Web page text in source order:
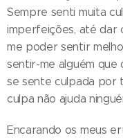
Sempre senti muita
imperfeições, até dar
me poder sentir
sentir-me alguém
se sente culpada por
culpa não ajuda
Encarando os meus